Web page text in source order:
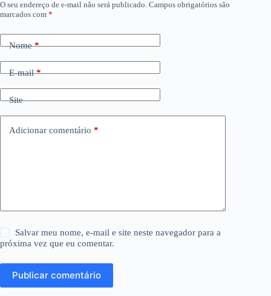
O seu endereço de e-mail não será publicado. Campos obrigatórios são
marcados com *
Nome*
E-mail*
Site
Adicionar comentário *
Salvar meu nome, e-mail e site neste navegador para a
próxima vez que eu comentar.
Publicar comentário